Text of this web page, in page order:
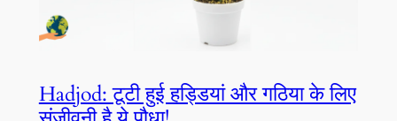
Hadjod: टूटी हुई हड्डियां और गठिया के लिए